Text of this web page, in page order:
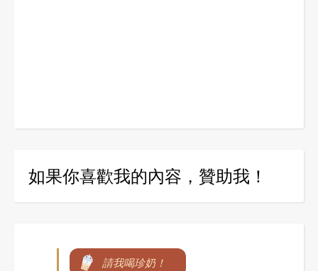
如果你喜歡我的內容，贊助我！
請我喝珍奶！